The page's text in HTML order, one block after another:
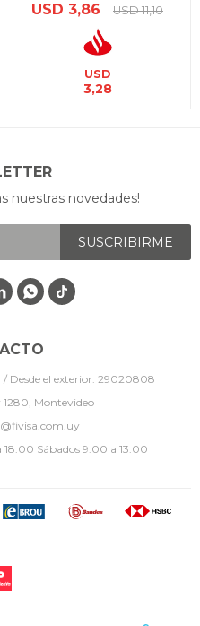
USD 3,86 USD 11,10
USD
3,28
Desde el exterior: 29020808
Montevideo
18:00 Sábados 9:00 a 13:00
nuestras novedades!
SUSCRIBIRME
